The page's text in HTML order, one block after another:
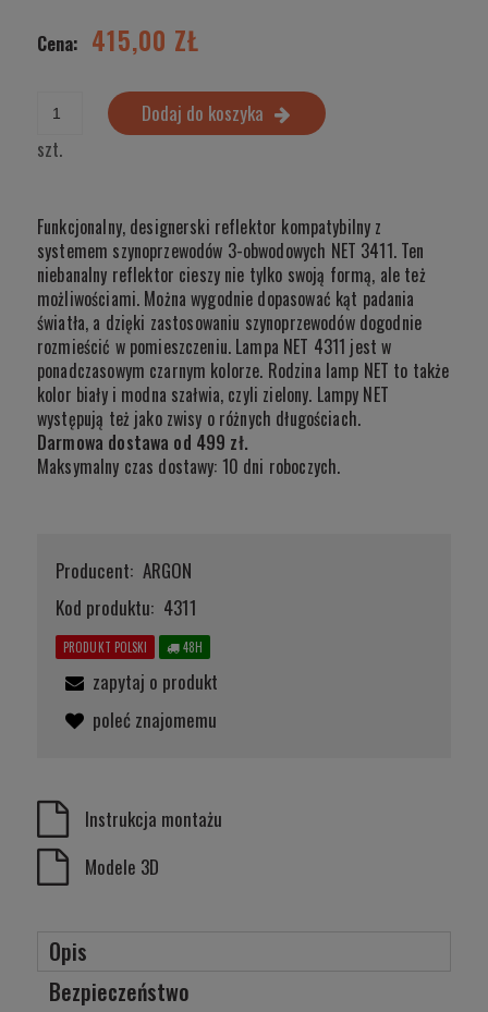
Cena: 415,00 ZŁ
szt.
Dodaj do koszyka
Funkcjonalny, designerski reflektor kompatybilny z
systemem szynoprzewodów 3-obwodowych NET 3411. Ten
niebanalny reflektor cieszy nie tylko swoją formą, ale też
możliwościami. Można wygodnie dopasować kąt padania
światła, a dzięki zastosowaniu szynoprzewodów dogodnie
rozmieścić w pomieszczeniu. Lampa NET 4311 jest w
ponadczasowym czarnym kolorze. Rodzina lamp NET to także
kolor biały i modna szałwia, czyli zielony. Lampy NET
występują też jako zwisy o różnych długościach.
Darmowa dostawa od 499 zł.
Maksymalny czas dostawy: 10 dni roboczych.
Producent: ARGON
Kod produktu: 4311
PRODUKT POLSKI 48H
zapytaj o produkt
poleć znajomemu
Instrukcja montażu
Modele 3D
Opis
Bezpieczeństwo